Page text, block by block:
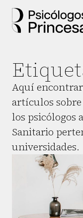
Aquí
artículos
los psicólogos
Sanitario
universidades.